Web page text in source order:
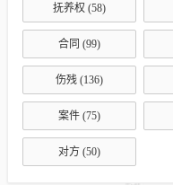
抚养权 (58)
合同 (99)
伤残 (136)
案件 (75)
对方 (50)